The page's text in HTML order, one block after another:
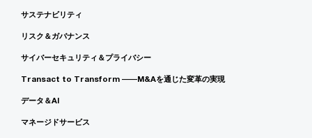
サステナビリティ
リスク＆ガバナンス
サイバーセキュリティ＆プライバシー
Transact to Transform ――M&Aを通じた変革の実現
データ＆AI
マネージドサービス